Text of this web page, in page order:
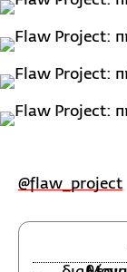
@flaw_project